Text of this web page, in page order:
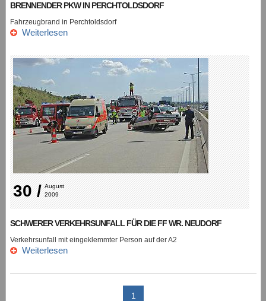
BRENNENDER PKW IN PERCHTOLDSDORF
Fahrzeugbrand in Perchtoldsdorf
Weiterlesen
30 / August
2009
SCHWERER VERKEHRSUNFALL FÜR DIE FF WR. NEUDORF
Verkehrsunfall mit eingeklemmter Person auf der A2
Weiterlesen
1